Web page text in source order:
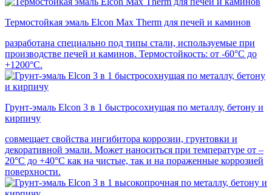
Термостойкая эмаль Elcon Max Therm для печей и каминов
разработана специально под типы стали, используемые при
производстве печей и каминов. Термостойкость: от -60°С до
+1200°С.
Грунт-эмаль Elcon 3 в 1 быстросохнущая по металлу, бетону и
кирпичу
совмещает свойства ингибитора коррозии, грунтовки и
декоративной эмали. Может наноситься при температуре от –
20°С до +40°С как на чистые, так и на пораженные коррозией
поверхности.